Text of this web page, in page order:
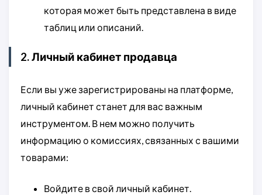
которая может быть представлена в виде
таблиц или описаний.
2. Личный кабинет продавца
Если вы уже зарегистрированы на платформе,
личный кабинет станет для вас важным
инструментом. В нем можно получить
информацию о комиссиях, связанных с вашими
товарами:
Войдите в свой личный кабинет.